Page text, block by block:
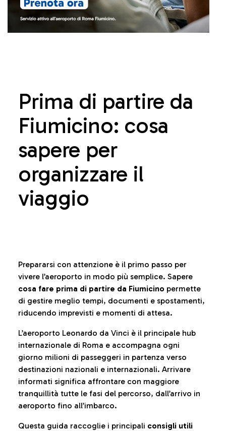
Prima di partire da
Fiumicino: cosa
sapere per
organizzare il
viaggio
Prepararsi con attenzione è il primo passo per
vivere l’aeroporto in modo più semplice. Sapere
cosa fare prima di partire da Fiumicino permette
di gestire meglio tempi, documenti e spostamenti,
riducendo imprevisti e momenti di attesa.
L’aeroporto Leonardo da Vinci è il principale hub
internazionale di Roma e accompagna ogni
giorno milioni di passeggeri in partenza verso
destinazioni nazionali e internazionali. Arrivare
informati significa affrontare con maggiore
tranquillità tutte le fasi del percorso, dall’arrivo in
aeroporto fino all’imbarco.
Questa guida raccoglie i principali consigli utili